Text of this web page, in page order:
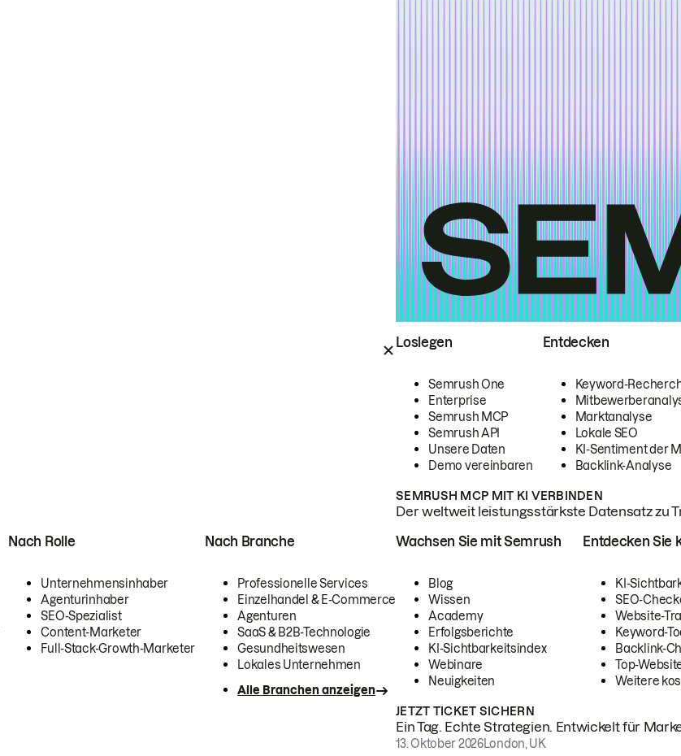
Loslegen
Semrush One
Enterprise
Semrush MCP
Semrush API
Unsere Daten
Demo vereinbaren
Entdecken
Keyword-
Marktanalyse
Lokale SEO
KI-Sentiment der
Backlink-Analyse
SEMRUSH MCP MIT KI VERBINDEN
Der weltweit leistungsstärkste Datensatz zu
Nach Rolle
Unternehmensinhaber
Agenturinhaber
SEO-Spezialist
Content-Marketer
Full-Stack-Growth-Marketer
Nach Branche
Professionelle Services
Einzelhandel & E-Commerce
Agenturen
SaaS & B2B-Technologie
Gesundheitswesen
Lokales Unternehmen
Alle Branchen anzeigen
Wachsen Sie mit Semrush
Blog
Wissen
Academy
Erfolgsberichte
KI-Sichtbarkeitsindex
Webinare
Neuigkeiten
Entdecken Sie
KI-
SEO-
Website-
Keyword-
Backlink-
Top-
Weitere
JETZT TICKET SICHERN
Ein Tag. Echte Strategien. Entwickelt für
13. Oktober 2026London, UK